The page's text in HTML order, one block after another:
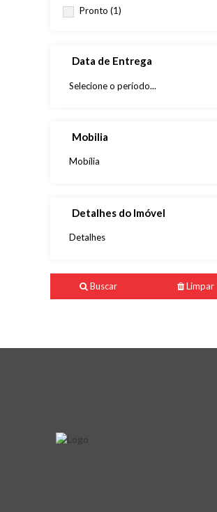
Pronto (1)
Data de Entrega
Mobilia
Mobília
Detalhes do Imóvel
Detalhes
Buscar Limpar